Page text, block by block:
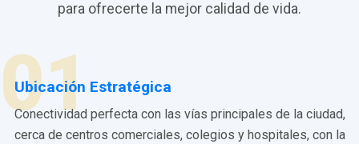
para ofrecerte la mejor calidad de vida.
01
Ubicación Estratégica
Conectividad perfecta con las vías principales de la ciudad,
cerca de centros comerciales, colegios y hospitales, con la